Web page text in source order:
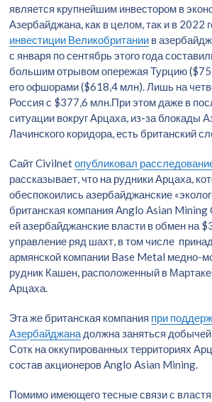
является крупнейшим инвестором в
Азербайджана, как в целом, так и в 2022
инвестиции Великобритании в
с января по сентябрь этого года
большим отрывом опережая Турцию
его офшорами ($618,4 млн). Лишь на
Россия с $377,6 млн.При этом даже в
ситуации вокруг Арцаха, из-за блокады
Лачинского коридора, есть британский
Сайт Civilnetопубликовал
рассказывает, что на рудники Арцаха,
обеспокоились азербайджанские
британская компания Anglo Asian Mining
ей азербайджанские власти в обмен на
управление ряд шахт, в том числе
армянской компании Base Metal медно-
рудник Кашен, расположенный в
Арцаха.
Эта же британская компания при
Азербайджана должна заняться
Сотк на оккупированных территориях
состав акционеров Anglo Asian Mining.
Помимо имеющего тесные связи с